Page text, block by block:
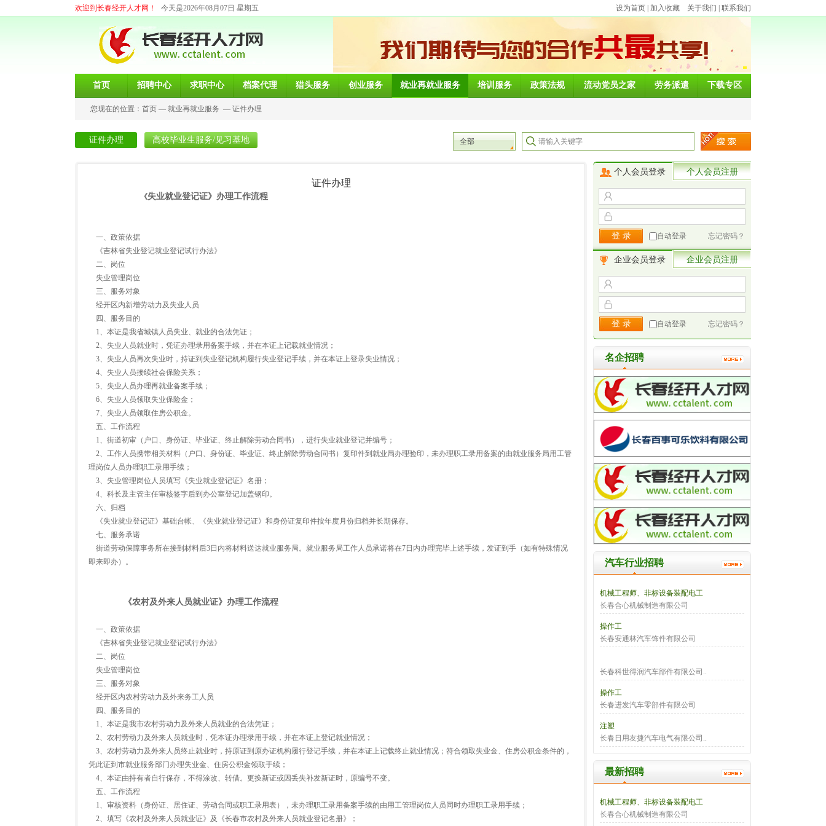
欢迎到长春经开人才网！ 今天是2026年08月07日 星期五 设为首页 加入收藏 关于我们 联系我们
首页 招聘中心 求职中心 档案代理 猎头服务 创业服务 就业再就业服务 培训服务 政策法规 流动党员之家 劳务派遣 下载专区
您现在的位置： 首页 — 就业再就业服务 — 证件办理
证件办理 高校毕业生服务/见习基地 全部
证件办理
《失业就业登记证》办理工作流程
一、政策依据
《吉林省失业登记就业登记试行办法》
二、岗位
失业管理岗位
三、服务对象
经开区内新增劳动力及失业人员
四、服务目的
1、本证是我省城镇人员失业、就业的合法凭证；
2、失业人员就业时，凭证办理录用备案手续，并在本证上记载就业情况；
3、失业人员再次失业时，持证到失业登记机构履行失业登记手续，并在本证上登录失业情况；
4、失业人员接续社会保险关系；
5、失业人员办理再就业备案手续；
6、失业人员领取失业保险金；
7、失业人员领取住房公积金。
五、工作流程
1、街道初审（户口、身份证、毕业证、终止解除劳动合同书），进行失业就业登记并编号；
2、工作人员携带相关材料（户口、身份证、毕业证、终止解除劳动合同书）复印件到就业局办理验印，未办理职工录用备案的由就业服务局用工管
理岗位人员办理职工录用手续；
3、失业管理岗位人员填写《失业就业登记证》名册；
4、科长及主管主任审核签字后到办公室登记加盖钢印。
六、归档
《失业就业登记证》基础台帐、《失业就业登记证》和身份证复印件按年度月份归档并长期保存。
七、服务承诺
街道劳动保障事务所在接到材料后3日内将材料送达就业服务局。就业服务局工作人员承诺将在7日内办理完毕上述手续，发证到手（如有特殊情况
即来即办）。
《农村及外来人员就业证》办理工作流程
一、政策依据
《吉林省失业登记就业登记试行办法》
二、岗位
失业管理岗位
三、服务对象
经开区内农村劳动力及外来务工人员
四、服务目的
1、本证是我市农村劳动力及外来人员就业的合法凭证；
2、农村劳动力及外来人员就业时，凭本证办理录用手续，并在本证上登记就业情况；
3、农村劳动力及外来人员终止就业时，持原证到原办证机构履行登记手续，并在本证上记载终止就业情况；符合领取失业金、住房公积金条件的，
凭此证到市就业服务部门办理失业金、住房公积金领取手续；
4、本证由持有者自行保存，不得涂改、转借。更换新证或因丢失补发新证时，原编号不变。
五、工作流程
1、审核资料（身份证、居住证、劳动合同或职工录用表），未办理职工录用备案手续的由用工管理岗位人员同时办理职工录用手续；
2、填写《农村及外来人员就业证》及《长春市农村及外来人员就业登记名册》；
个人会员登录 个人会员注册
自动登录 忘记密码？
企业会员登录 企业会员注册
自动登录 忘记密码？
名企招聘
汽车行业招聘
机械工程师、非标设备装配电工
长春合心机械制造有限公司
操作工
长春安通林汽车饰件有限公司
长春科世得润汽车部件有限公司..
操作工
长春进发汽车零部件有限公司
注塑
长春日用友捷汽车电气有限公司..
最新招聘
机械工程师、非标设备装配电工
长春合心机械制造有限公司